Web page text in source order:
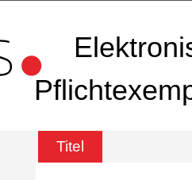
Titel